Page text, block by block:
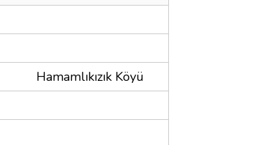
Hamamlıkızık Köyü